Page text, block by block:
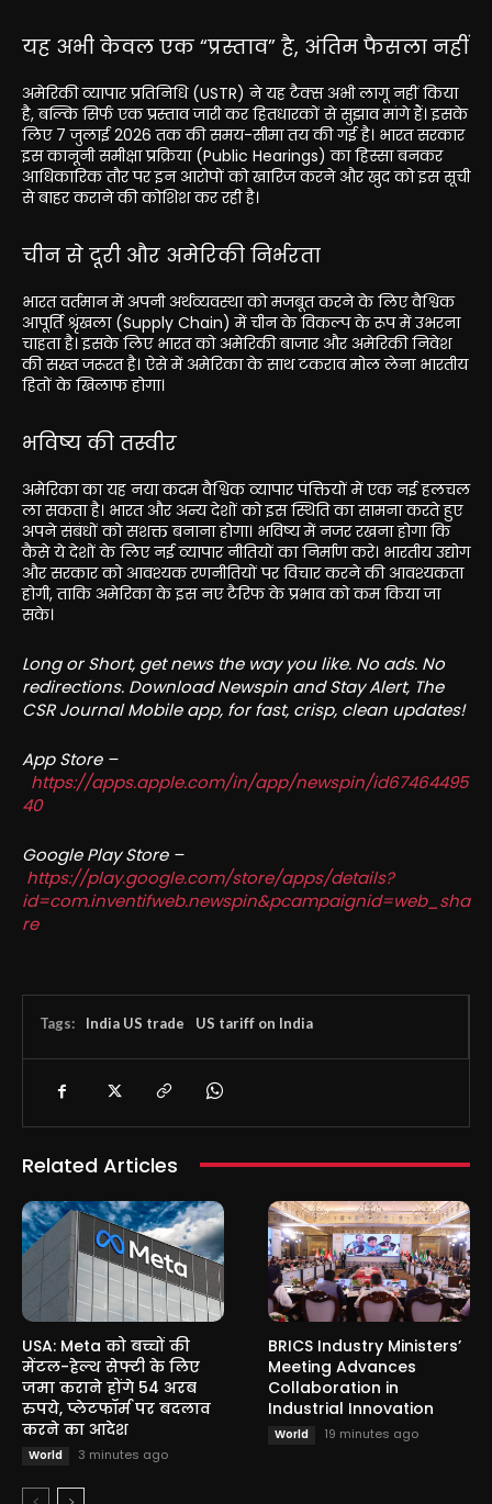
यह अभी केवल एक “प्रस्ताव” है, अंतिम फैसला नहीं
अमेरिकी व्यापार प्रतिनिधि (USTR) ने यह टैक्स अभी लागू नहीं किया
है, बल्कि सिर्फ एक प्रस्ताव जारी कर हितधारकों से सुझाव मांगे हैं। इसके
लिए 7 जुलाई 2026 तक की समय-सीमा तय की गई है। भारत सरकार
इस कानूनी समीक्षा प्रक्रिया (Public Hearings) का हिस्सा बनकर
आधिकारिक तौर पर इन आरोपों को खारिज करने और खुद को इस सूची
से बाहर कराने की कोशिश कर रही है।
चीन से दूरी और अमेरिकी निर्भरता
भारत वर्तमान में अपनी अर्थव्यवस्था को मजबूत करने के लिए वैश्विक
आपूर्ति श्रृंखला (Supply Chain) में चीन के विकल्प के रूप में उभरना
चाहता है। इसके लिए भारत को अमेरिकी बाजार और अमेरिकी निवेश
की सख्त जरूरत है। ऐसे में अमेरिका के साथ टकराव मोल लेना भारतीय
हितों के खिलाफ होगा।
भविष्य की तस्वीर
अमेरिका का यह नया कदम वैश्विक व्यापार पंक्तियों में एक नई हलचल
ला सकता है। भारत और अन्य देशों को इस स्थिति का सामना करते हुए
अपने संबंधों को सशक्त बनाना होगा। भविष्य में नजर रखना होगा कि
कैसे ये देशों के लिए नई व्यापार नीतियों का निर्माण करे। भारतीय उद्योग
और सरकार को आवश्यक रणनीतियों पर विचार करने की आवश्यकता
होगी, ताकि अमेरिका के इस नए टैरिफ के प्रभाव को कम किया जा
सके।
Long or Short, get news the way you like. No ads. No
redirections. Download Newspin and Stay Alert, The
CSR Journal Mobile app, for fast, crisp, clean updates!
App Store –
https://apps.apple.com/in/app/newspin/id67464495
40
Google Play Store –
https://play.google.com/store/apps/details?
id=com.inventifweb.newspin&pcampaignid=web_sha
re
Tags: India US trade US tariff on India
Related Articles
USA: Meta को बच्चों की
मेंटल-हेल्थ सेफ्टी के लिए
जमा कराने होंगे 54 अरब
रुपये, प्लेटफॉर्म पर बदलाव
करने का आदेश
World 3 minutes ago
BRICS Industry Ministers’
Meeting Advances
Collaboration in
Industrial Innovation
World 19 minutes ago